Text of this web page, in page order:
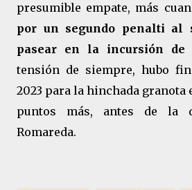
presumible empate, más
por un segundo penalti al
pasear en la incursión
tensión de siempre, hubo
2023 para la hinchada granota
puntos más, antes de la
Romareda.